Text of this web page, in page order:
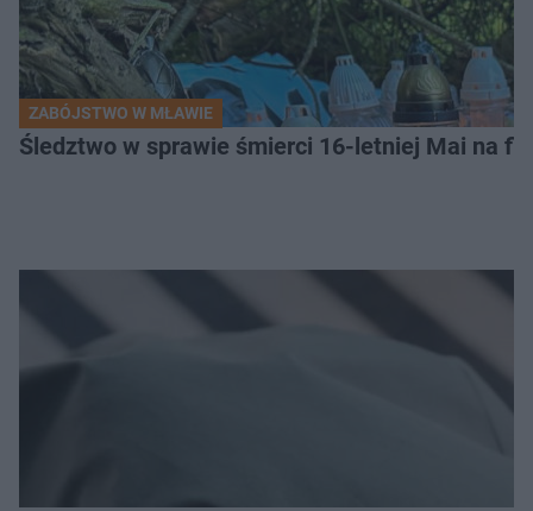
ZABÓJSTWO W MŁAWIE
Śledztwo w sprawie śmierci 16-letniej Mai na